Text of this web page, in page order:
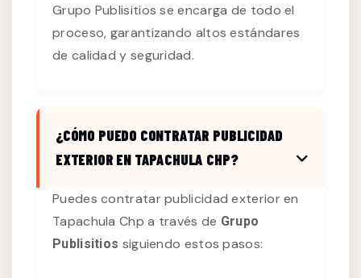
Grupo Publisitios se encarga de todo el
proceso, garantizando altos estándares
de calidad y seguridad.
¿CÓMO PUEDO CONTRATAR PUBLICIDAD
EXTERIOR EN TAPACHULA CHP?
Puedes contratar publicidad exterior en
Tapachula Chp a través de Grupo
Publisitios siguiendo estos pasos: